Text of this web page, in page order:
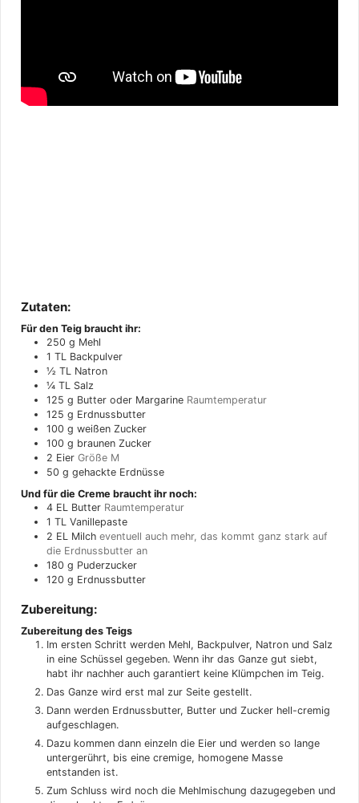
Zutaten:
Für den Teig braucht ihr:
250 g Mehl
1 TL Backpulver
½ TL Natron
¼ TL Salz
125 g Butter oder Margarine Raumtemperatur
125 g Erdnussbutter
100 g weißen Zucker
100 g braunen Zucker
2 Eier Größe M
50 g gehackte Erdnüsse
Und für die Creme braucht ihr noch:
4 EL Butter Raumtemperatur
1 TL Vanillepaste
2 EL Milch eventuell auch mehr, das kommt ganz stark auf
die Erdnussbutter an
180 g Puderzucker
120 g Erdnussbutter
Zubereitung:
Zubereitung des Teigs
Im ersten Schritt werden Mehl, Backpulver, Natron und Salz
in eine Schüssel gegeben. Wenn ihr das Ganze gut siebt,
habt ihr nachher auch garantiert keine Klümpchen im Teig.
Das Ganze wird erst mal zur Seite gestellt.
Dann werden Erdnussbutter, Butter und Zucker hell-cremig
aufgeschlagen.
Dazu kommen dann einzeln die Eier und werden so lange
untergerührt, bis eine cremige, homogene Masse
entstanden ist.
Zum Schluss wird noch die Mehlmischung dazugegeben und